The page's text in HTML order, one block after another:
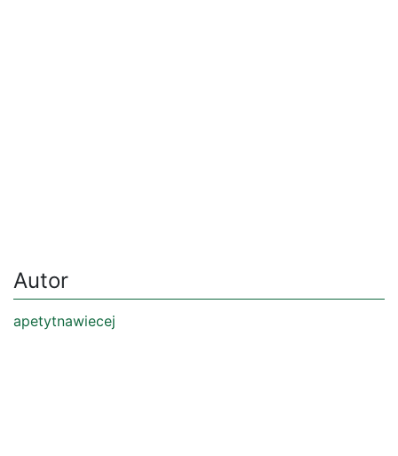
Autor
apetytnawiecej